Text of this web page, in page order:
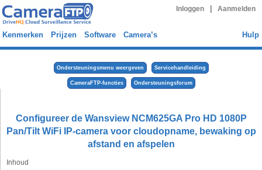
Inloggen Aanmelden
Kenmerken Prijzen Software Camera’s Hulp
Ondersteuningsmenu weergeven Servicehandleiding
CameraFTP-functies Ondersteuningsforum
Configureer de Wansview NCM625GA Pro HD 1080P
Pan/Tilt WiFi IP-camera voor cloudopname, bewaking op
afstand en afspelen
Inhoud